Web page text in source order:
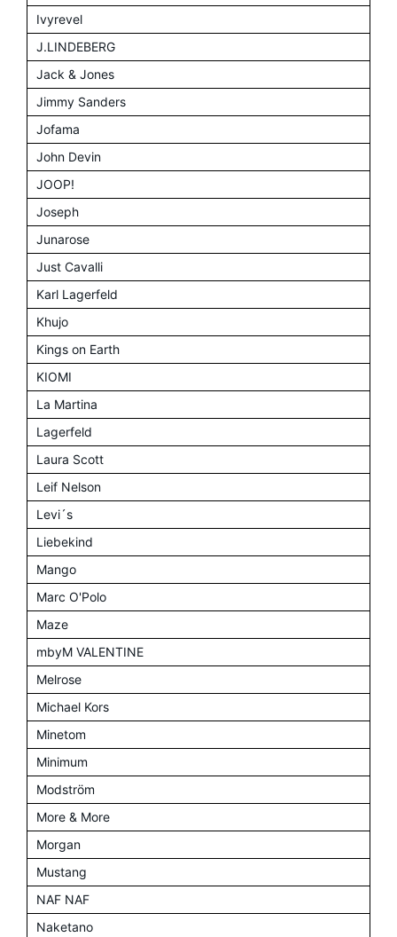
Ivyrevel
J.LINDEBERG
Jack & Jones
Jimmy Sanders
Jofama
John Devin
JOOP!
Joseph
Junarose
Just Cavalli
Karl Lagerfeld
Khujo
Kings on Earth
KIOMI
La Martina
Lagerfeld
Laura Scott
Leif Nelson
Levi´s
Liebekind
Mango
Marc O'Polo
Maze
mbyM VALENTINE
Melrose
Michael Kors
Minetom
Minimum
Modström
More & More
Morgan
Mustang
NAF NAF
Naketano